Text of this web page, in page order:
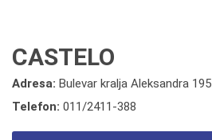
CASTELO
Adresa: Bulevar kralja Aleksandra 195
Telefon: 011/2411-388